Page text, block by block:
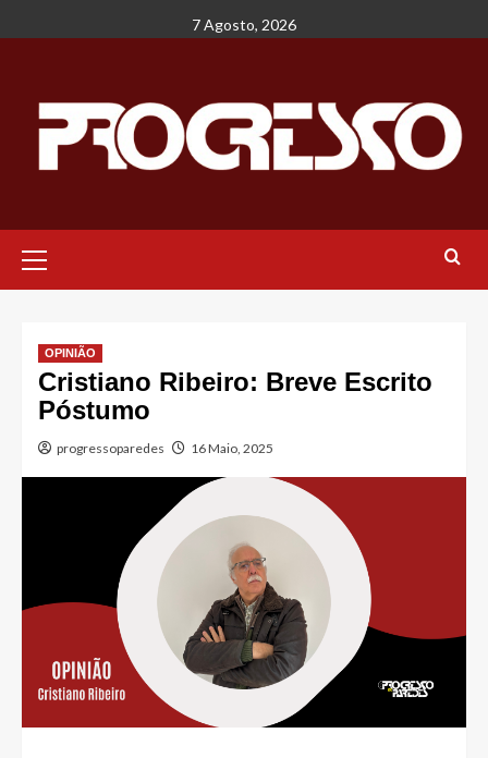
para
7 Agosto, 2026
principal
OPINIÃO
Cristiano Ribeiro: Breve Escrito
Póstumo
progressoparedes 16 Maio, 2025